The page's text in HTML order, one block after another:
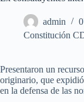
admin
Constitución
Presentaron un
originario, que
en la defensa de las